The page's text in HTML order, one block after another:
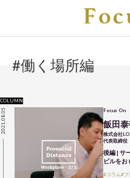
#働く場所編
COLUMN
2021.08.05 Focus On
飯田
株式会社
代表取締役
後編 | サ
ビルをお
#コラム#プ